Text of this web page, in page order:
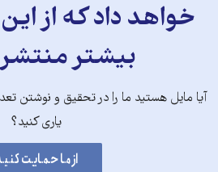
خواهد داد که از
بیشتر
آیا مایل هستید ما را در تحقیق و نوشتن
یاری کنید؟